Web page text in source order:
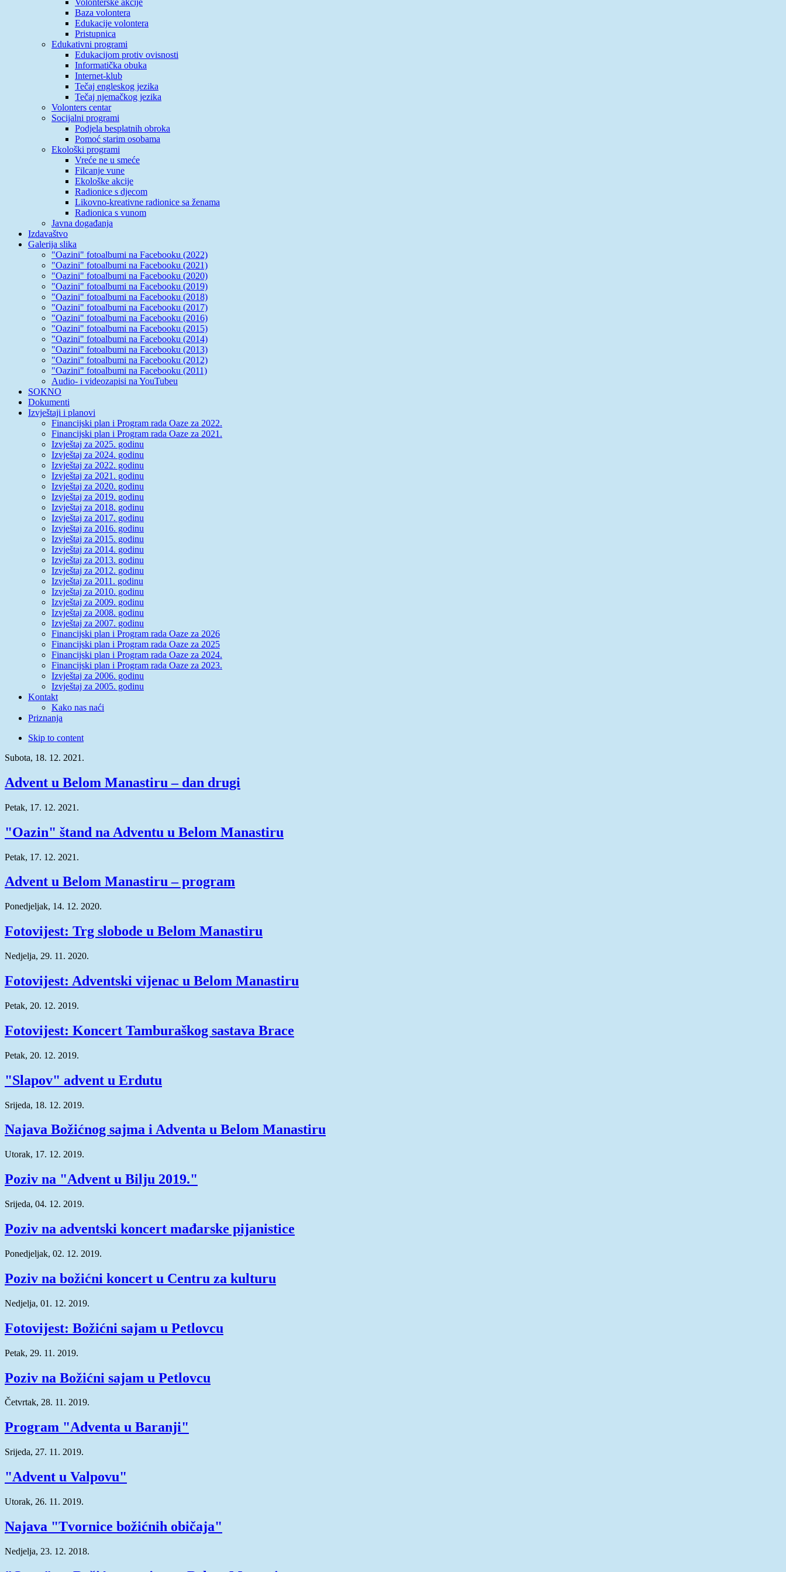
Baza volontera
Edukacije volontera
Pristupnica
Edukativni programi
Edukacijom protiv ovisnosti
Informatička obuka
Internet-klub
Tečaj engleskog jezika
Tečaj njemačkog jezika
Volonters centar
Socijalni programi
Podjela besplatnih obroka
Pomoć starim osobama
Ekološki programi
Vreće ne u smeće
Filcanje vune
Ekološke akcije
Radionice s djecom
Likovno-kreativne radionice sa ženama
Radionica s vunom
Javna događanja
Izdavaštvo
Galerija slika
"Oazini" fotoalbumi na Facebooku (2022)
"Oazini" fotoalbumi na Facebooku (2021)
"Oazini" fotoalbumi na Facebooku (2020)
"Oazini" fotoalbumi na Facebooku (2019)
"Oazini" fotoalbumi na Facebooku (2018)
"Oazini" fotoalbumi na Facebooku (2017)
"Oazini" fotoalbumi na Facebooku (2016)
"Oazini" fotoalbumi na Facebooku (2015)
"Oazini" fotoalbumi na Facebooku (2014)
"Oazini" fotoalbumi na Facebooku (2013)
"Oazini" fotoalbumi na Facebooku (2012)
"Oazini" fotoalbumi na Facebooku (2011)
Audio- i videozapisi na YouTubeu
SOKNO
Dokumenti
Izvještaji i planovi
Financijski plan i Program rada Oaze za 2022.
Financijski plan i Program rada Oaze za 2021.
Izvještaj za 2025. godinu
Izvještaj za 2024. godinu
Izvještaj za 2022. godinu
Izvještaj za 2021. godinu
Izvještaj za 2020. godinu
Izvještaj za 2019. godinu
Izvještaj za 2018. godinu
Izvještaj za 2017. godinu
Izvještaj za 2016. godinu
Izvještaj za 2015. godinu
Izvještaj za 2014. godinu
Izvještaj za 2013. godinu
Izvještaj za 2012. godinu
Izvještaj za 2011. godinu
Izvještaj za 2010. godinu
Izvještaj za 2009. godinu
Izvještaj za 2008. godinu
Izvještaj za 2007. godinu
Financijski plan i Program rada Oaze za 2026
Financijski plan i Program rada Oaze za 2025
Financijski plan i Program rada Oaze za 2024.
Financijski plan i Program rada Oaze za 2023.
Izvještaj za 2006. godinu
Izvještaj za 2005. godinu
Kontakt
Kako nas naći
Priznanja
Skip to content
Subota, 18. 12. 2021.
Advent u Belom Manastiru – dan drugi
Petak, 17. 12. 2021.
"Oazin" štand na Adventu u Belom Manastiru
Petak, 17. 12. 2021.
Advent u Belom Manastiru – program
Ponedjeljak, 14. 12. 2020.
Fotovijest: Trg slobode u Belom Manastiru
Nedjelja, 29. 11. 2020.
Fotovijest: Adventski vijenac u Belom Manastiru
Petak, 20. 12. 2019.
Fotovijest: Koncert Tamburaškog sastava Brace
Petak, 20. 12. 2019.
"Slapov" advent u Erdutu
Srijeda, 18. 12. 2019.
Najava Božićnog sajma i Adventa u Belom Manastiru
Utorak, 17. 12. 2019.
Poziv na "Advent u Bilju 2019."
Srijeda, 04. 12. 2019.
Poziv na adventski koncert mađarske pijanistice
Ponedjeljak, 02. 12. 2019.
Poziv na božićni koncert u Centru za kulturu
Nedjelja, 01. 12. 2019.
Fotovijest: Božićni sajam u Petlovcu
Petak, 29. 11. 2019.
Poziv na Božićni sajam u Petlovcu
Četvrtak, 28. 11. 2019.
Program "Adventa u Baranji"
Srijeda, 27. 11. 2019.
"Advent u Valpovu"
Utorak, 26. 11. 2019.
Najava "Tvornice božićnih običaja"
Nedjelja, 23. 12. 2018.